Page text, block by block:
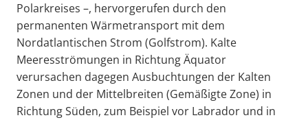
Polarkreises –, hervorgerufen durch den
permanenten Wärmetransport mit dem
Nordatlantischen Strom (Golfstrom). Kalte
Meeresströmungen in Richtung Äquator
verursachen dagegen Ausbuchtungen der Kalten
Zonen und der Mittelbreiten (Gemäßigte Zone) in
Richtung Süden, zum Beispiel vor Labrador und in